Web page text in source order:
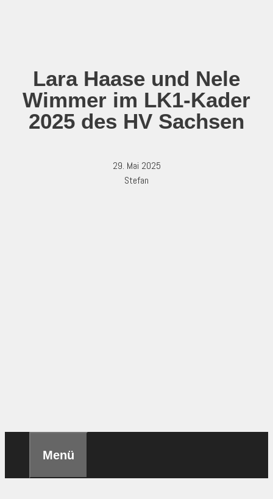
Lara Haase und Nele
Wimmer im LK1-Kader
2025 des HV Sachsen
29. Mai 2025
Stefan
Menü